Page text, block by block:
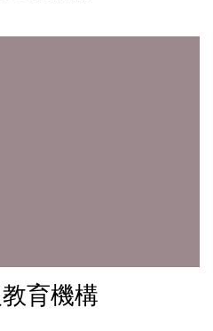
育機構